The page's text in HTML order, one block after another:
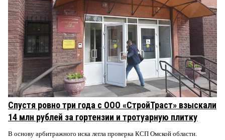
Спустя ровно три года с ООО «СтройТраст» взыскали
14 млн рублей за гортензии и тротуарную плитку
В основу арбитражного иска легла проверка КСП Омской области.